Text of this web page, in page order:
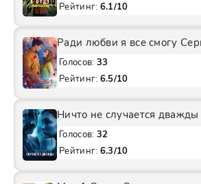
Рейтинг: 6.1/10
Ради любви я все смогу
Голосов: 33
Рейтинг: 6.5/10
Ничто не случается
Голосов: 32
Рейтинг: 6.3/10